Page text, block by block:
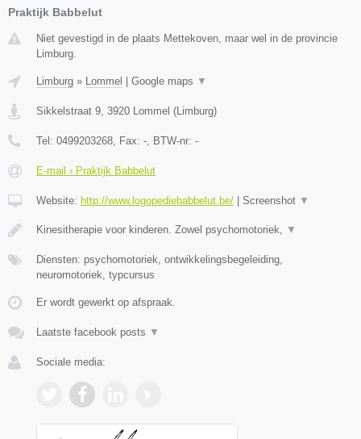
Praktijk Babbelut
Niet gevestigd in de plaats Mettekoven, maar wel in de provincie
Limburg.
Limburg » Lommel | Google maps ▼
Sikkelstraat 9 3920 Lommel (Limburg)
Tel: 0499203268 , Fax: - , BTW-nr: -
E-mail › Praktijk Babbelut
Website: http://www.logopediebabbelut.be/ | Screenshot ▼
Kinesitherapie voor kinderen. Zowel psychomotoriek, ▼
Diensten: psychomotoriek, ontwikkelingsbegeleiding,
neuromotoriek, typcursus
Er wordt gewerkt op afspraak.
Laatste facebook posts ▼
Sociale media: